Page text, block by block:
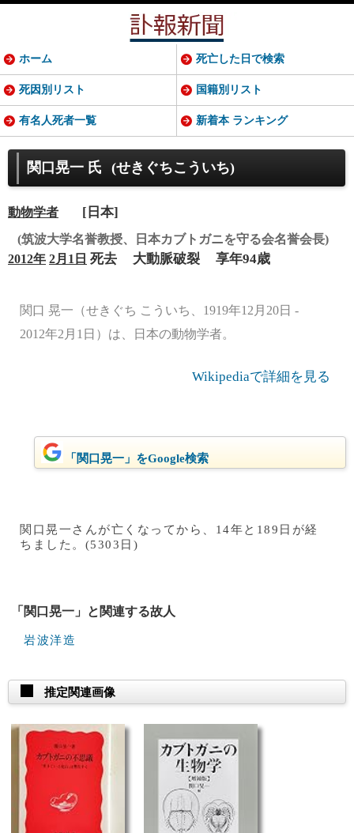
関口晃一 氏 (せきぐちこういち)
動物学者 [日本]
(筑波大学名誉教授、日本カブトガニを守る会名誉会長)
2012年 2月1日 死去 大動脈破裂 享年94歳
関口 晃一（せきぐち こういち、1919年12月20日 -
2012年2月1日）は、日本の動物学者。
Wikipediaで詳細を見る
「関口晃一」をGoogle検索
関口晃一さんが亡くなってから、14年と189日が経
ちました。(5303日)
「関口晃一」と関連する故人
岩波洋造
推定関連画像
ホーム 死亡した日で検索
死因別リスト 国籍別リスト
有名人死者一覧 新着本 ランキング